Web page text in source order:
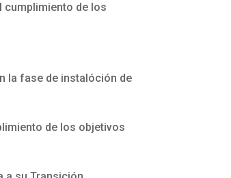
cumplimiento de los
la fase de instalóción de
de los objetivos